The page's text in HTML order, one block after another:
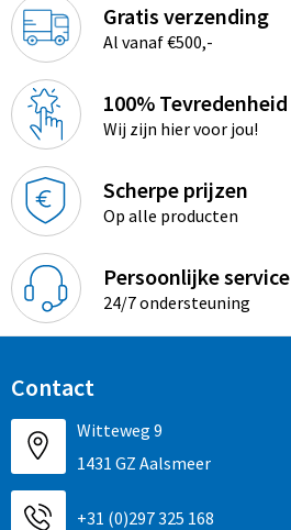
Gratis verzending
Al vanaf €500,-
100% Tevredenheid
Wij zijn hier voor jou!
Scherpe prijzen
Op alle producten
Persoonlijke service
24/7 ondersteuning
Contact
Witteweg 9
1431 GZ Aalsmeer
+31 (0)297 325 168